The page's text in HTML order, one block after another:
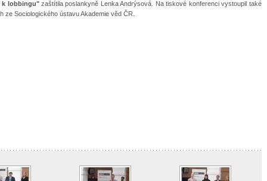
k lobbingu"zaštítila poslankyně Lenka Andrýsová. Na tiskové konferenci vystoupil také
ze Sociologického ústavu Akademie věd ČR.